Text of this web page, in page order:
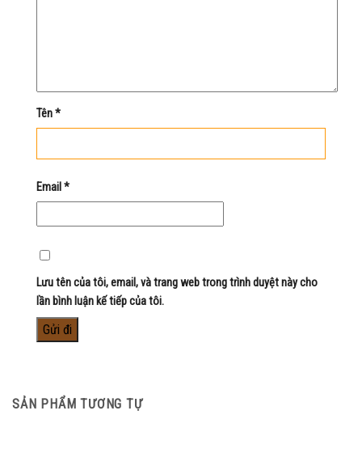
Tên*
Email *
Lưu tên của tôi, email, và trang web trong trình duyệt này cho
lần bình luận kế tiếp của tôi.
SẢN PHẨM TƯƠNG TỰ